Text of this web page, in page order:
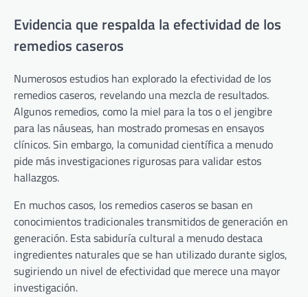
Evidencia que respalda la efectividad de los
remedios caseros
Numerosos estudios han explorado la efectividad de los
remedios caseros, revelando una mezcla de resultados.
Algunos remedios, como la miel para la tos o el jengibre
para las náuseas, han mostrado promesas en ensayos
clínicos. Sin embargo, la comunidad científica a menudo
pide más investigaciones rigurosas para validar estos
hallazgos.
En muchos casos, los remedios caseros se basan en
conocimientos tradicionales transmitidos de generación en
generación. Esta sabiduría cultural a menudo destaca
ingredientes naturales que se han utilizado durante siglos,
sugiriendo un nivel de efectividad que merece una mayor
investigación.